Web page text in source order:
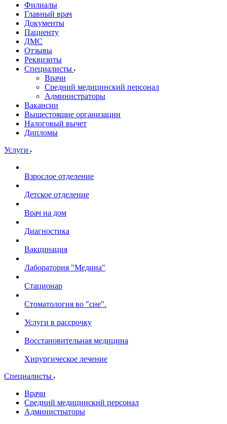
Филиалы
Главный врач
Документы
Пациенту
ДМС
Отзывы
Реквизиты
Специалисты
Врачи
Средний медицинский персонал
Администраторы
Вакансии
Вышестоящие организации
Налоговый вычет
Дипломы
Услуги
Взрослое отделение
Детское отделение
Врач на дом
Диагностика
Вакцинация
Лаборатория "Медина"
Стационар
Стоматология во "сне".
Услуги в рассрочку
Восстановительная медицина
Хирургическое лечение
Специалисты
Врачи
Средний медицинский персонал
Администраторы